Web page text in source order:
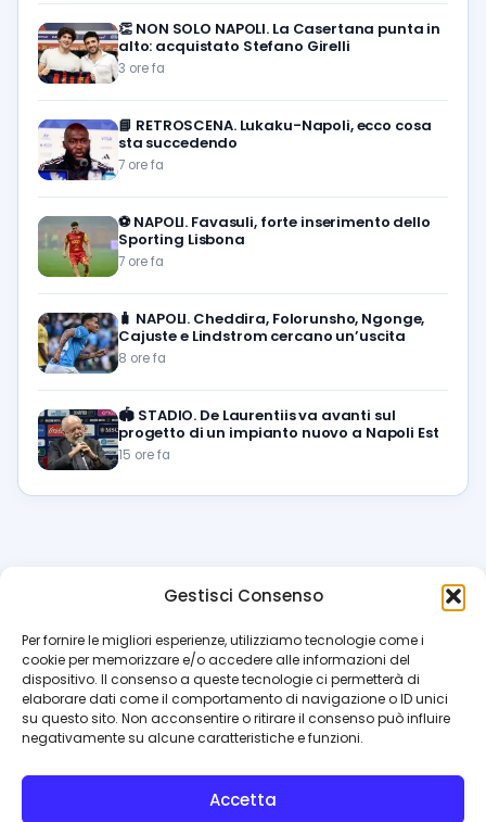
Gestisci Consenso
Per fornire le migliori esperienze, utilizziamo tecnologie come i
cookie per memorizzare e/o accedere alle informazioni del
dispositivo. Il consenso a queste tecnologie ci permetterà di
elaborare dati come il comportamento di navigazione o ID unici
su questo sito. Non acconsentire o ritirare il consenso può influire
negativamente su alcune caratteristiche e funzioni.
Accetta
👏 NON SOLO NAPOLI. La Casertana punta in
alto: acquistato Stefano Girelli
3 ore fa
📘 RETROSCENA. Lukaku-Napoli, ecco cosa
sta succedendo
7 ore fa
⚽️ NAPOLI. Favasuli, forte inserimento dello
Sporting Lisbona
7 ore fa
🧳 NAPOLI. Cheddira, Folorunsho, Ngonge,
Cajuste e Lindstrom cercano un’uscita
8 ore fa
🏟️ STADIO. De Laurentiis va avanti sul
progetto di un impianto nuovo a Napoli Est
15 ore fa
azzurrissimo.it
Il blog di riferimento per i tifosi del Napoli. News, interviste,
pagelle e calciomercato. Testata giornalistica registrata
al Tribunale di Napoli (n. 48 dell’08/10/2012). Direttore Luca
Perillo
INFO